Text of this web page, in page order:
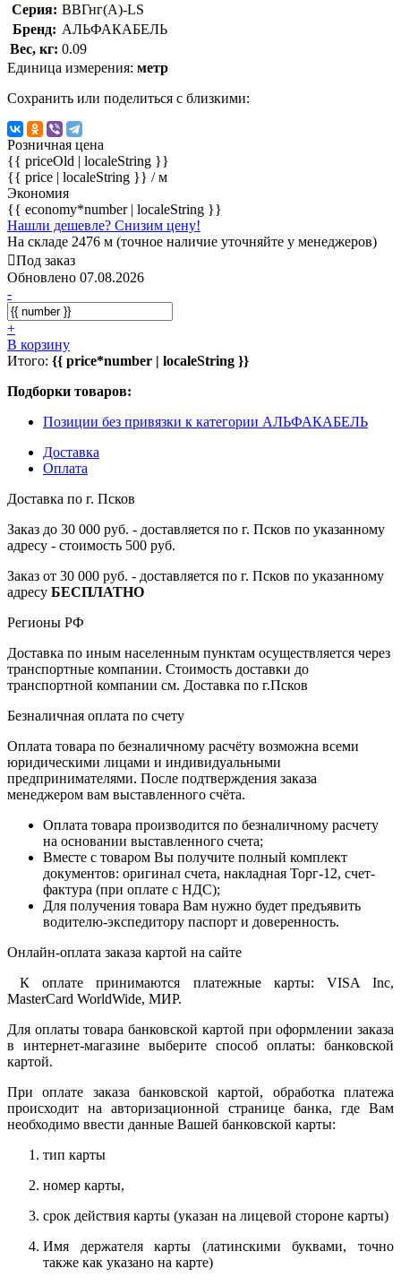
Серия: ВВГнг(А)-LS
Бренд: АЛЬФАКАБЕЛЬ
Вес, кг: 0.09
Единица измерения: метр
Сохранить или поделиться с близкими:
Розничная цена
{{ priceOld | localeString }}
{{ price | localeString }} / м
Экономия
{{ economy*number | localeString }}
Нашли дешевле? Снизим цену!
На складе 2476 м (точное наличие уточняйте у менеджеров)
Под заказ
Обновлено 07.08.2026
-
+
В корзину
Итого: {{ price*number | localeString }}
Подборки товаров:
Позиции без привязки к категории АЛЬФАКАБЕЛЬ
Доставка
Оплата
Доставка по г. Псков
Заказ до 30 000 руб. - доставляется по г. Псков по указанному
адресу - стоимость 500 руб.
Заказ от 30 000 руб. - доставляется по г. Псков по указанному
адресу БЕСПЛАТНО
Регионы РФ
Доставка по иным населенным пунктам осуществляется через
транспортные компании. Стоимость доставки до
транспортной компании см. Доставка по г.Псков
Безналичная оплата по счету
Оплата товара по безналичному расчёту возможна всеми
юридическими лицами и индивидуальными
предпринимателями. После подтверждения заказа
менеджером вам выставленного счёта.
Оплата товара производится по безналичному расчету
на основании выставленного счета;
Вместе с товаром Вы получите полный комплект
документов: оригинал счета, накладная Торг-12, счет-
фактура (при оплате с НДС);
Для получения товара Вам нужно будет предъявить
водителю-экспедитору паспорт и доверенность.
Онлайн-оплата заказа картой на сайте
К оплате принимаются платежные карты: VISA Inc,
MasterCard WorldWide, МИР.
Для оплаты товара банковской картой при оформлении заказа
в интернет-магазине выберите способ оплаты: банковской
картой.
При оплате заказа банковской картой, обработка платежа
происходит на авторизационной странице банка, где Вам
необходимо ввести данные Вашей банковской карты:
тип карты
номер карты,
срок действия карты (указан на лицевой стороне карты)
Имя держателя карты (латинскими буквами, точно
также как указано на карте)